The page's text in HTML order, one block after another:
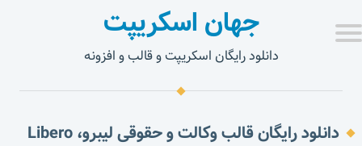
جهان اسکریپت
دانلود رایگان اسکریپت و قالب و افزونه
دانلود رایگان قالب وکالت و حقوقی لیبرو، Libero